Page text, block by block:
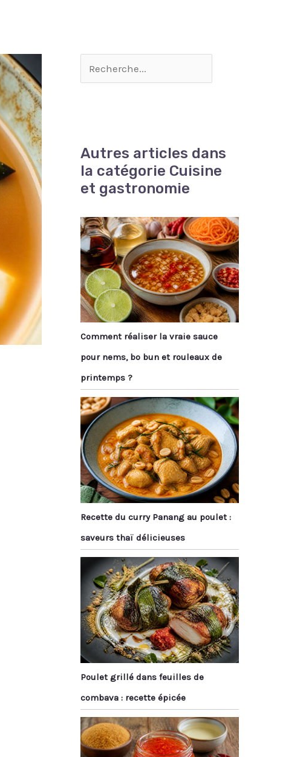
Autres articles dans
la catégorie Cuisine
et gastronomie
Comment réaliser la vraie sauce
pour nems, bo bun et rouleaux de
printemps ?
Recette du curry Panang au poulet :
saveurs thaï délicieuses
Poulet grillé dans feuilles de
combava : recette épicée